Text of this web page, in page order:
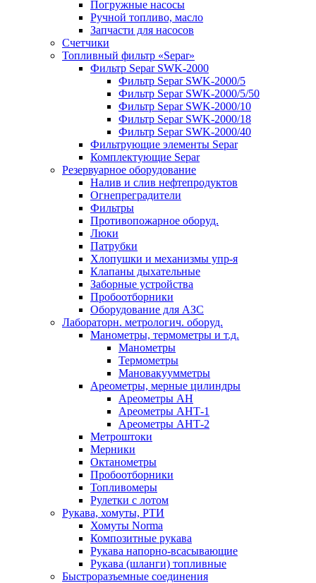
Погружные насосы
Ручной топливо, масло
Запчасти для насосов
Счетчики
Топливный фильтр «Separ»
Фильтр Separ SWK-2000
Фильтр Separ SWK-2000/5
Фильтр Separ SWK-2000/5/50
Фильтр Separ SWK-2000/10
Фильтр Separ SWK-2000/18
Фильтр Separ SWK-2000/40
Фильтрующие элементы Separ
Комплектующие Separ
Резервуарное оборудование
Налив и слив нефтепродуктов
Огнепреградители
Фильтры
Противопожарное оборуд.
Люки
Патрубки
Хлопушки и механизмы упр-я
Клапаны дыхательные
Заборные устройства
Пробоотборники
Оборудование для АЗС
Лабораторн. метрологич. оборуд.
Манометры, термометры и т.д.
Манометры
Термометры
Мановакуумметры
Ареометры, мерные цилиндры
Ареометры АН
Ареометры АНТ-1
Ареометры АНТ-2
Метроштоки
Мерники
Октанометры
Пробоотборники
Топливомеры
Рулетки с лотом
Рукава, хомуты, РТИ
Хомуты Norma
Композитные рукава
Рукава напорно-всасывающие
Рукава (шланги) топливные
Быстроразъемные соединения